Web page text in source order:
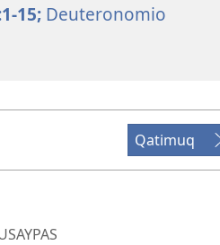
15; Deuteronomio
Qatimuq